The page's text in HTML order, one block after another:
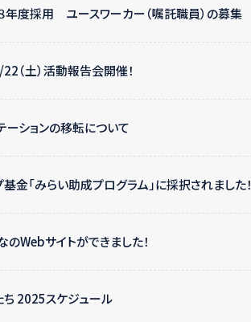
８年度採用 ユースワーカー（嘱託職員）の募集
（土）活動報告会開催！
ションの移転について
基金「みらい助成プログラム」に採択されました！
のWebサイトができました！
2025スケジュール